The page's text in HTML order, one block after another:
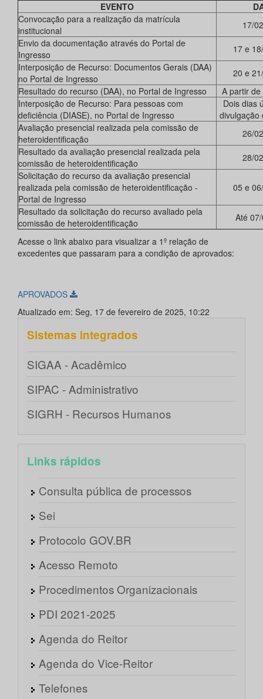
EVENTO
Convocação para a realização da matrícula
institucional
17/
Envio da documentação através do Portal de
Ingresso
17 e
Interposição de Recurso: Documentos Gerais (DAA)
no Portal de Ingresso
20 e
Resultado do recurso (DAA), no Portal de Ingresso
A partir
Interposição de Recurso: Para pessoas com
deficiência (DIASE), no Portal de Ingresso
Dois dias
divulgação
Avaliação presencial realizada pela comissão de
heteroidentificação
26/
Resultado da avaliação presencial realizada pela
comissão de heteroidentificação
28/
Solicitação do recurso da avaliação presencial
realizada pela comissão de heteroidentificação -
Portal de Ingresso
05 e
Resultado da solicitação do recurso avaliado pela
comissão de heteroidentificação
Até
Acesse o link abaixo para visualizar a 1º relação de
excedentes que passaram para a condição de aprovados:
APROVADOS
Atualizado em: Seg, 17 de fevereiro de 2025, 10:22
Sistemas integrados
SIGAA - Acadêmico
SIPAC - Administrativo
SIGRH - Recursos Humanos
Links rápidos
Consulta pública de processos
Sei
Protocolo GOV.BR
Acesso Remoto
Procedimentos Organizacionais
PDI 2021-2025
Agenda do Reitor
Agenda do Vice-Reitor
Telefones